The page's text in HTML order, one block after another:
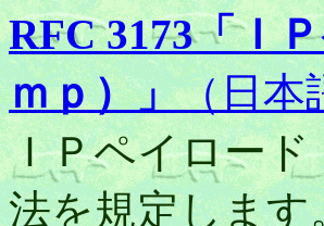
RFC 3173「Ｉ
ｍｐ）」（日本
ＩＰペイロー
法を規定します